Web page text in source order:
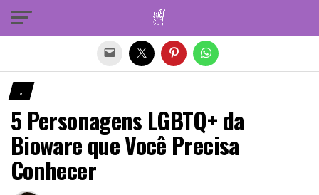
.
5 Personagens LGBTQ+ da
Bioware que Você Precisa
Conhecer
Sair da versão mobile